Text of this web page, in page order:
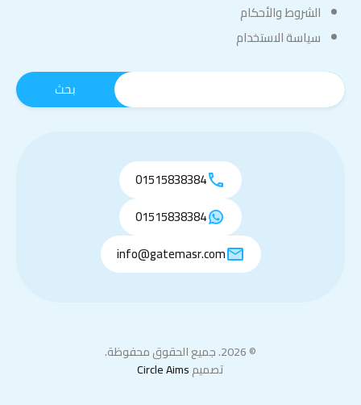
الشروط والأحكام
سياسة الاستخدام
01515838384
01515838384
info@gatemasr.com
© 2026. جميع الحقوق محفوظة.
تصميمCircle Aims